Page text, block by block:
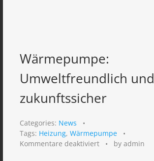
Wärmepumpe:
Umweltfreundlich und
zukunftssicher
Categories: News •
Tags: Heizung, Wärmepumpe •
Kommentare deaktiviertfür• by admin